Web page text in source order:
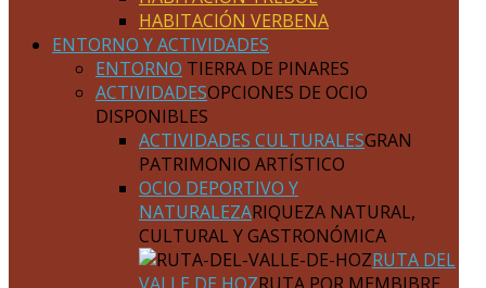
HABITACIÓN VERBENA
ENTORNO Y ACTIVIDADES
ENTORNO TIERRA DE PINARES
ACTIVIDADESOPCIONES DE OCIO
DISPONIBLES
ACTIVIDADES CULTURALESGRAN
PATRIMONIO ARTÍSTICO
OCIO DEPORTIVO Y
NATURALEZARIQUEZA NATURAL,
CULTURAL Y GASTRONÓMICA
RUTA DEL